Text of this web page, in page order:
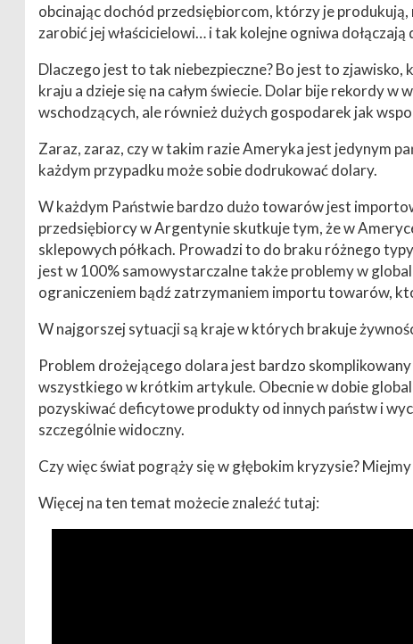
obcinając dochód przedsiębiorcom, którzy je
zarobić jej właścicielowi… i tak kolejne ogniwa dołączają
Dlaczego jest to tak niebezpieczne? Bo jest to
kraju a dzieje się na całym świecie. Dolar bije rekordy
wschodzących, ale również dużych gospodarek jak
Zaraz, zaraz, czy w takim razie Ameryka jest jedynym
każdym przypadku może sobie dodrukować dolary.
W każdym Państwie bardzo dużo towarów jest
przedsiębiorcy w Argentynie skutkuje tym, że w
sklepowych półkach. Prowadzi to do braku różnego
jest w 100% samowystarczalne także problemy w
ograniczeniem bądź zatrzymaniem importu towarów,
W najgorszej sytuacji są kraje w których brakuje
Problem drożejącego dolara jest bardzo
wszystkiego w krótkim artykule. Obecnie w dobie
pozyskiwać deficytowe produkty od innych państw i
szczególnie widoczny.
Czy więc świat pogrąży się w głębokim kryzysie? Miejmy
Więcej na ten temat możecie znaleźć tutaj: